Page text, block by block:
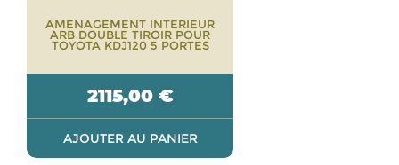
AMENAGEMENT INTERIEUR
ARB DOUBLE TIROIR POUR
TOYOTA KDJ120 5 PORTES
2115,00 €
AJOUTER AU PANIER